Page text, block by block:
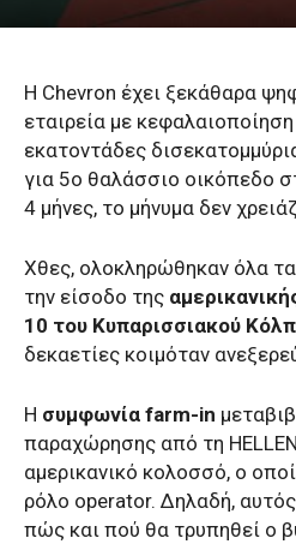
Η Chevron έχει ξεκάθαρα
εταιρεία με
εκατοντάδες
για 5ο θαλάσσιο οικόπεδο
4 μήνες, το μήνυμα δεν
Χθες, ολοκληρώθηκαν όλα τα
την είσοδο της
10 του Κυπαρισσιακού
δεκαετίες κοιμόταν
Η συμφωνία farm-in
παραχώρησης από τη
αμερικανικό κολοσσό, ο
ρόλο operator. Δηλαδή,
πώς και πού θα τρυπηθεί ο